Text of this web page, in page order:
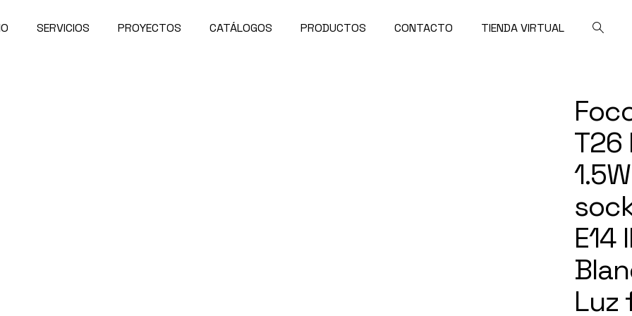
SERVICIOS PROYECTOS CATÁLOGOS PRODUCTOS CONTACTO TIENDA VIRTUAL
T26
1.5W
E14
Luz